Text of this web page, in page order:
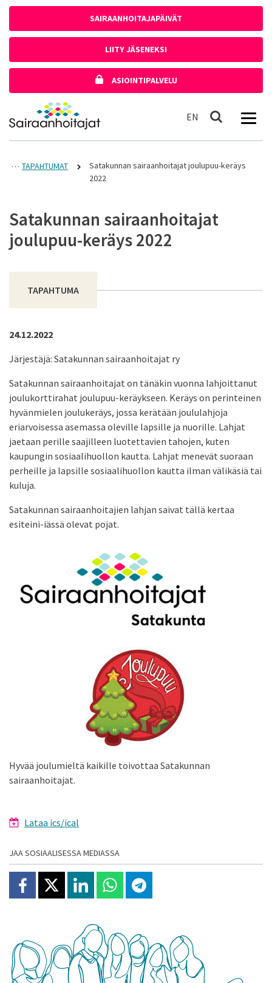
SAIRAANHOITAJAPÄIVÄT
LIITY JÄSENEKSI
ASIOINTIPALVELU
Etusivulle
EN In English
Haku
TAPAHTUMAT
Satakunnan sairaanhoitajat joulupuu-keräys
2022
Satakunnan sairaanhoitajat
joulupuu-keräys 2022
TAPAHTUMA
24.12.2022
Järjestäjä: Satakunnan sairaanhoitajat ry
Satakunnan sairaanhoitajat on tänäkin vuonna lahjoittanut
joulukorttirahat joulupuu-keräykseen. Keräys on perinteinen
hyvänmielen joulukeräys, jossa kerätään joululahjoja
eriarvoisessa asemassa oleville lapsille ja nuorille. Lahjat
jaetaan perille saajilleen luotettavien tahojen, kuten
kaupungin sosiaalihuollon kautta. Lahjat menevät suoraan
perheille ja lapsille sosiaalihuollon kautta ilman välikäsiä tai
kuluja.
Satakunnan sairaanhoitajien lahjan saivat tällä kertaa
esiteini-iässä olevat pojat.
Hyvää joulumieltä kaikille toivottaa Satakunnan
sairaanhoitajat.
Lataa ics/ical
JAA SOSIAALISESSA MEDIASSA
Jaa Facebookissa
Jaa X:ssäJaa Linkedinissä
Jaa Whatsappissa
Jaa Telegramissa